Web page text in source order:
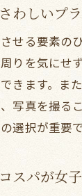
わしいプ
せる要素の
りを気にせ
きます。ま
写真を撮る
選択が重要
スパが女